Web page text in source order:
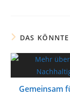
DAS
Gemeinsam